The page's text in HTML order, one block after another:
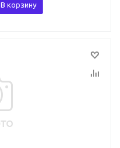
В корзину